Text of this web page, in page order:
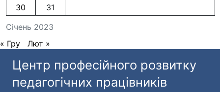
Січень 2023
30
31
« Гру Лют »
Центр професійного розвитку
педагогічних працівників